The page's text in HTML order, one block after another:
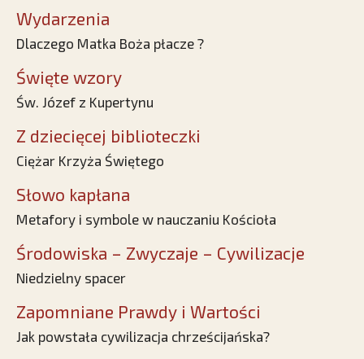
Wydarzenia
Dlaczego Matka Boża płacze ?
Święte wzory
Św. Józef z Kupertynu
Z dziecięcej biblioteczki
Ciężar Krzyża Świętego
Słowo kapłana
Metafory i symbole w nauczaniu Kościoła
Środowiska – Zwyczaje – Cywilizacje
Niedzielny spacer
Zapomniane Prawdy i Wartości
Jak powstała cywilizacja chrześcijańska?